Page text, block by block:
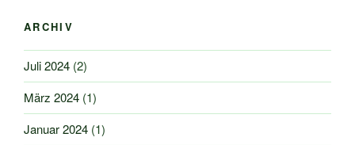
ARCHIV
Juli 2024 (2)
März 2024 (1)
Januar 2024 (1)